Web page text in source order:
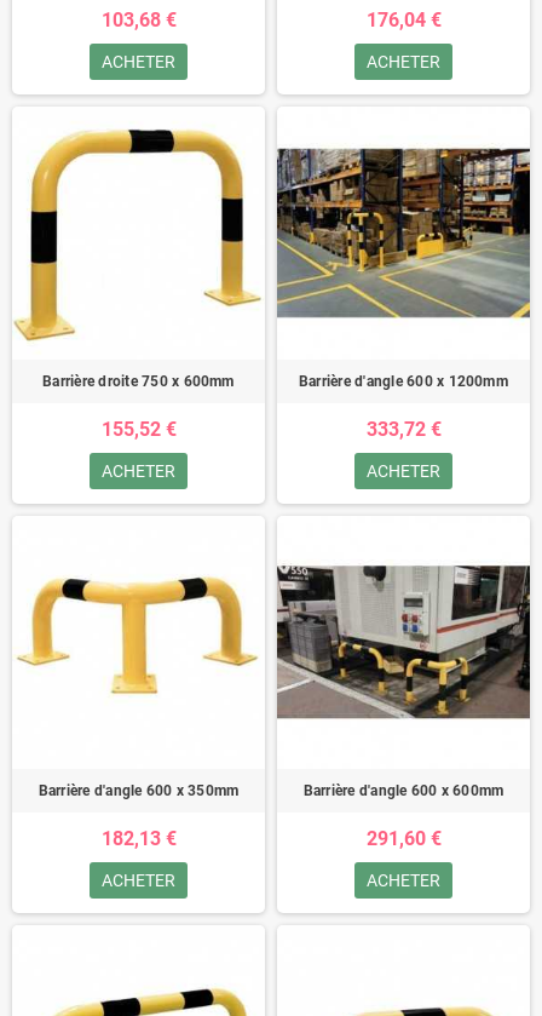
103,68 €
ACHETER
176,04 €
ACHETER
Barrière droite 750 x 600mm
155,52 €
ACHETER
Barrière d'angle 600 x 1200mm
333,72 €
ACHETER
Barrière d'angle 600 x 350mm
182,13 €
ACHETER
Barrière d'angle 600 x 600mm
291,60 €
ACHETER